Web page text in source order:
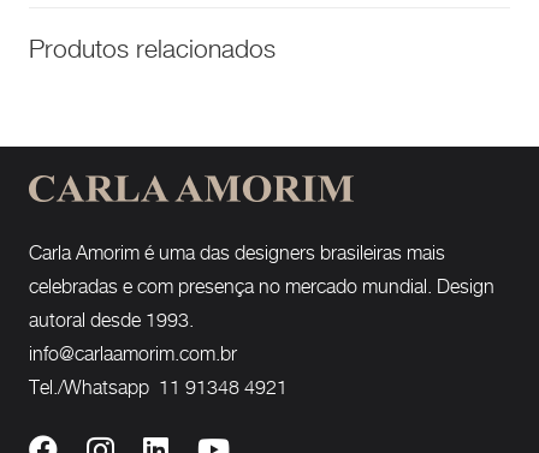
Produtos relacionados
Carla Amorim é uma das designers brasileiras mais
celebradas e com presença no mercado mundial. Design
autoral desde 1993.
info@carlaamorim.com.br
Tel./Whatsapp 11 91348 4921